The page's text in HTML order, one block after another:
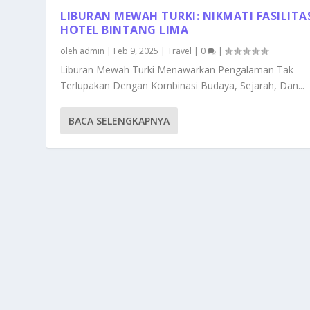
LIBURAN MEWAH TURKI: NIKMATI
HOTEL BINTANG LIMA
oleh admin | Feb 9, 2025 |Travel | 0 |
Liburan Mewah Turki Menawarkan Pengalaman Tak
Terlupakan Dengan Kombinasi Budaya, Sejarah, Dan...
BACA SELENGKAPNYA